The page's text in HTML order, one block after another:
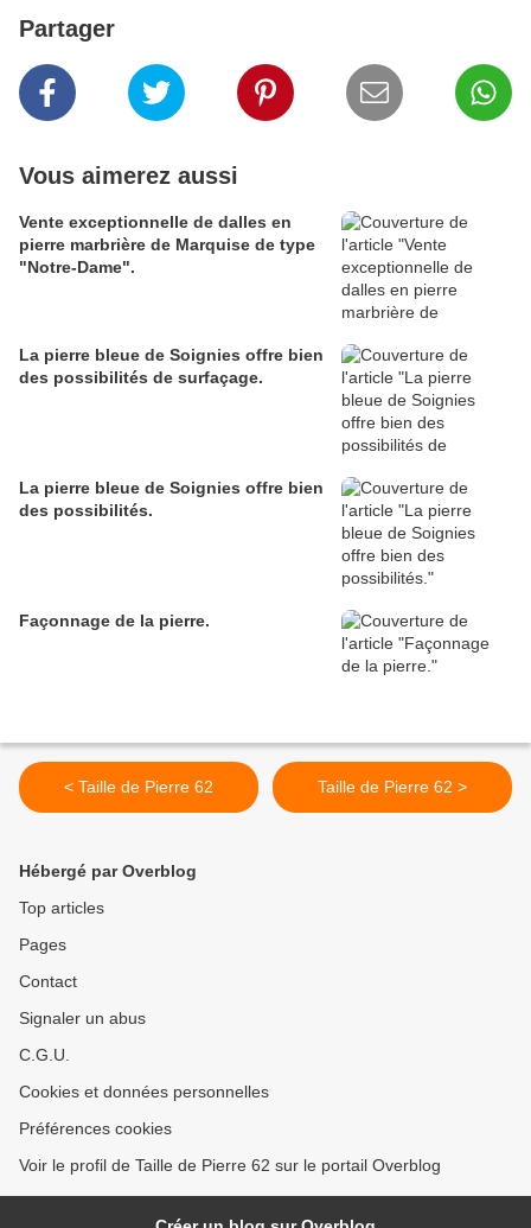
Partager
Vous aimerez aussi
Vente exceptionnelle de dalles en
pierre marbrière de Marquise de type
"Notre-Dame".
La pierre bleue de Soignies offre bien
des possibilités de surfaçage.
La pierre bleue de Soignies offre bien
des possibilités.
Façonnage de la pierre.
< Taille de Pierre 62 Taille de Pierre 62 >
Hébergé par Overblog
Top articles
Pages
Contact
Signaler un abus
C.G.U.
Cookies et données personnelles
Préférences cookies
Voir le profil de Taille de Pierre 62 sur le portail Overblog